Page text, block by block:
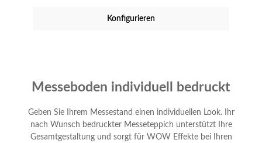
(schwer entflammbar mit kaum
Messeboden online bedrucken
lassen.Messeboden bedrucken • PVC
Vinylboden lichtundurchlässig ca. 1000 g/qm -
UV-Beständig • Umweltfreundlicher Fotodruck
Konfigurieren
Messeboden individuell bedruckt
Geben Sie Ihrem Messestand einen individuellen Look. Ihr
nach Wunsch bedruckter Messeteppich unterstützt Ihre
Gesamtgestaltung und sorgt für WOW Effekte bei Ihren